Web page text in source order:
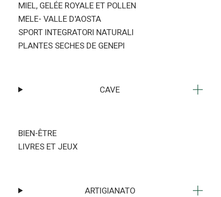
MIEL, GELÉE ROYALE ET POLLEN
MELE- VALLE D'AOSTA
SPORT INTEGRATORI NATURALI
PLANTES SECHES DE GENEPI
CAVE
BIEN-ÊTRE
LIVRES ET JEUX
ARTIGIANATO